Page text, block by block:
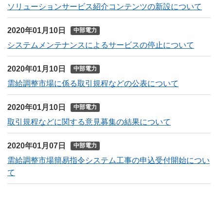
ソリューションサービス紹介コンテンツの新設について
2020年01月10日 中部電力
システムメンテナンスによるサービスの停止について
2020年01月10日 中部電力
需給調整市場に係る取引規程などの公表について
2020年01月10日 中部電力
取引規程などに関する意見募集の結果について
2020年01月07日 中部電力
需給調整市場簡易指令システム工事の申込受付開始につい
て